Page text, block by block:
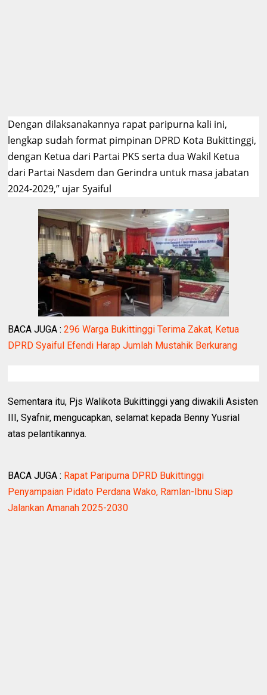
Dengan dilaksanakannya rapat paripurna kali ini,
lengkap sudah format pimpinan DPRD Kota Bukittinggi,
dengan Ketua dari Partai PKS serta dua Wakil Ketua
dari Partai Nasdem dan Gerindra untuk masa jabatan
2024-2029,” ujar Syaiful
BACA JUGA :296 Warga Bukittinggi Terima Zakat, Ketua
DPRD Syaiful Efendi Harap Jumlah Mustahik Berkurang
Sementara itu, Pjs Walikota Bukittinggi yang diwakili Asisten
III, Syafnir, mengucapkan, selamat kepada Benny Yusrial
atas pelantikannya.
BACA JUGA : Rapat Paripurna DPRD Bukittinggi
Penyampaian Pidato Perdana Wako, Ramlan-Ibnu Siap
Jalankan Amanah 2025-2030